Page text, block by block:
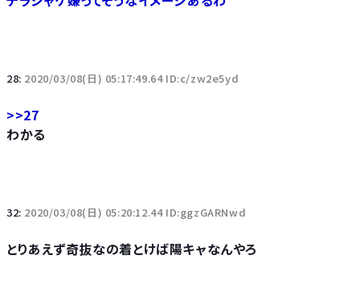
28: 2020/03/08(日) 05:17:49.64 ID:c/zw2e5yd
>>27
わかる
32: 2020/03/08(日) 05:20:12.44 ID:ggzGARNwd
とりあえず奇抜なの着とけば陽キャなんやろ